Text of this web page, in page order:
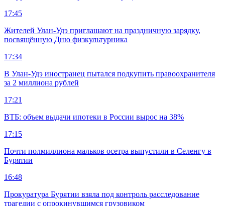
17:45
Жителей Улан-Удэ приглашают на праздничную зарядку,
посвящённую Дню физкультурника
17:34
В Улан-Удэ иностранец пытался подкупить правоохранителя
за 2 миллиона рублей
17:21
ВТБ: объем выдачи ипотеки в России вырос на 38%
17:15
Почти полмиллиона мальков осетра выпустили в Селенгу в
Бурятии
16:48
Прокуратура Бурятии взяла под контроль расследование
трагедии с опрокинувшимся грузовиком